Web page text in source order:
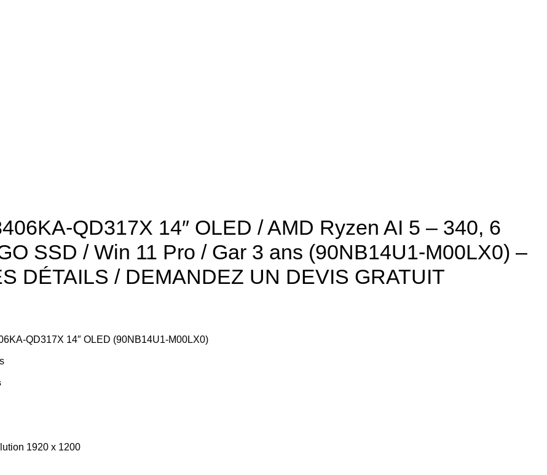
QD317X 14″ OLED / AMD Ryzen AI 5 – 340, 6
SSD / Win 11 Pro / Gar 3 ans (90NB14U1-M00LX0) –
DÉTAILS / DEMANDEZ UN DEVIS GRATUIT
QD317X 14″ OLED (90NB14U1-M00LX0)
1920 x 1200